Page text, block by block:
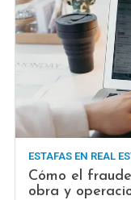
ESTAFAS EN REAL
Cómo el
obra y